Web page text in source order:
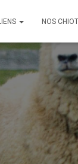
NOS